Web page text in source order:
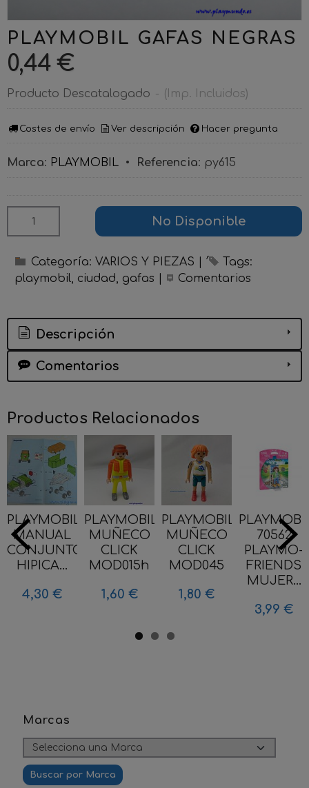
Marcas
PLAYMOBIL GAFAS NEGRAS
0,44 €
Producto Descatalogado - (Imp. Incluidos)
Costes de envío Ver descripción Hacer pregunta
Marca: PLAYMOBIL • Referencia: py615
No Disponible
Categoría: VARIOS Y PIEZAS
Tags:
playmobil ciudad gafas Comentarios
Descripción
Comentarios
Productos Relacionados
PLAYMOBIL
MANUAL
CONJUNTO
HIPICA...
4,30 €
PLAYMOBIL
MUÑECO
CLICK
MOD015h
1,60 €
PLAYMOBIL
MUÑECO
CLICK
MOD045
1,80 €
70562
PLAYMO-
FRIENDS
MUJER...
3,99 €